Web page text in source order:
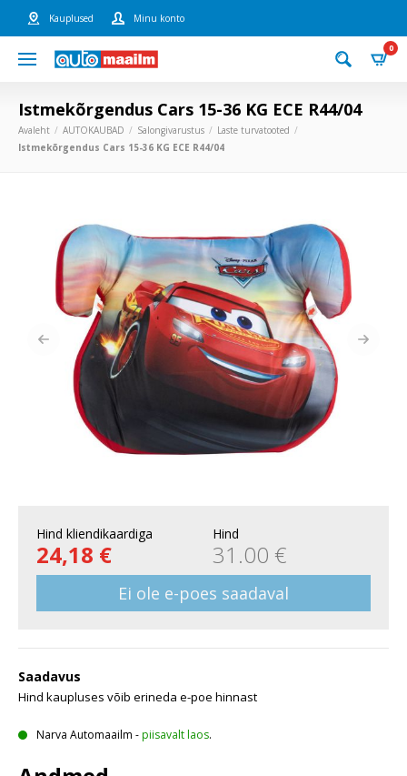
Kauplused Minu konto
0
Istmekõrgendus Cars 15-36 KG ECE R44/04
Avaleht AUTOKAUBAD Salongivarustus
Laste turvatooted
Istmekõrgendus Cars 15-36 KG ECE R44/04
Hind kliendikaardiga
24,18 €
Hind
31.00 €
Ei ole e-poes saadaval
Saadavus
Hind kaupluses võib erineda e-poe hinnast
Narva Automaailm -piisavalt laos.